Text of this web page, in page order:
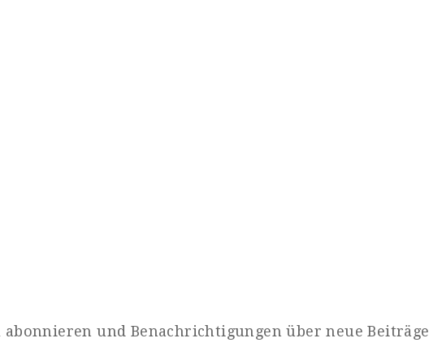
und Benachrichtigungen über neue Beiträge